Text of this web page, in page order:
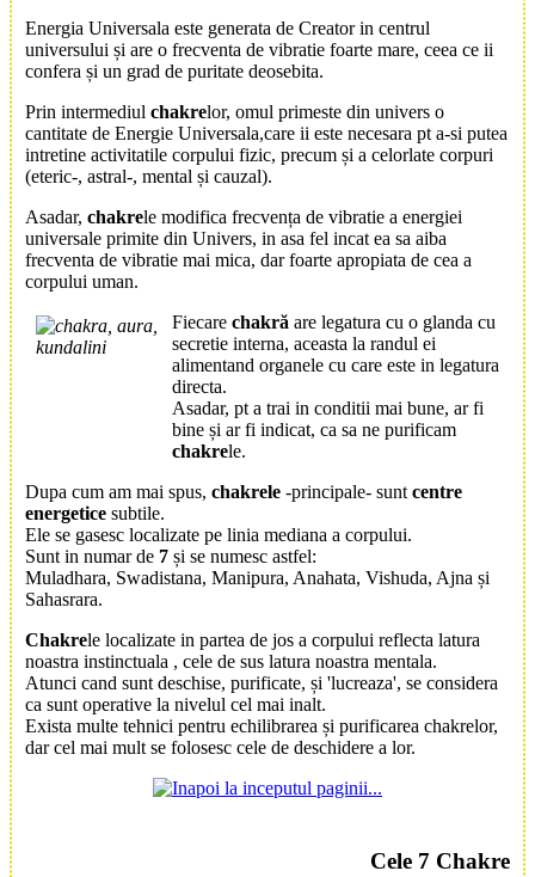
Energia Universala este generata de Creator in centrul
universului și are o frecventa de vibratie foarte mare, ceea ce ii
confera și un grad de puritate deosebita.
Prin intermediul chakrelor, omul primeste din univers o
cantitate de Energie Universala,care ii este necesara pt a-si putea
intretine activitatile corpului fizic, precum și a celorlate corpuri
(eteric-, astral-, mental și cauzal).
Asadar, chakrele modifica frecvența de vibratie a energiei
universale primite din Univers, in asa fel incat ea sa aiba
frecventa de vibratie mai mica, dar foarte apropiata de cea a
corpului uman.
Fiecare chakră are legatura cu o glanda cu
secretie interna, aceasta la randul ei
alimentand organele cu care este in legatura
directa.
Asadar, pt a trai in conditii mai bune, ar fi
bine și ar fi indicat, ca sa ne purificam
chakrele.
Dupa cum am mai spus, chakrele -principale- sunt centre
energetice subtile.
Ele se gasesc localizate pe linia mediana a corpului.
Sunt in numar de 7 și se numesc astfel:
Muladhara, Swadistana, Manipura, Anahata, Vishuda, Ajna și
Sahasrara.
Chakrele localizate in partea de jos a corpului reflecta latura
noastra instinctuala , cele de sus latura noastra mentala.
Atunci cand sunt deschise, purificate, și 'lucreaza', se considera
ca sunt operative la nivelul cel mai inalt.
Exista multe tehnici pentru echilibrarea și purificarea chakrelor,
dar cel mai mult se folosesc cele de deschidere a lor.
Cele 7 Chakre